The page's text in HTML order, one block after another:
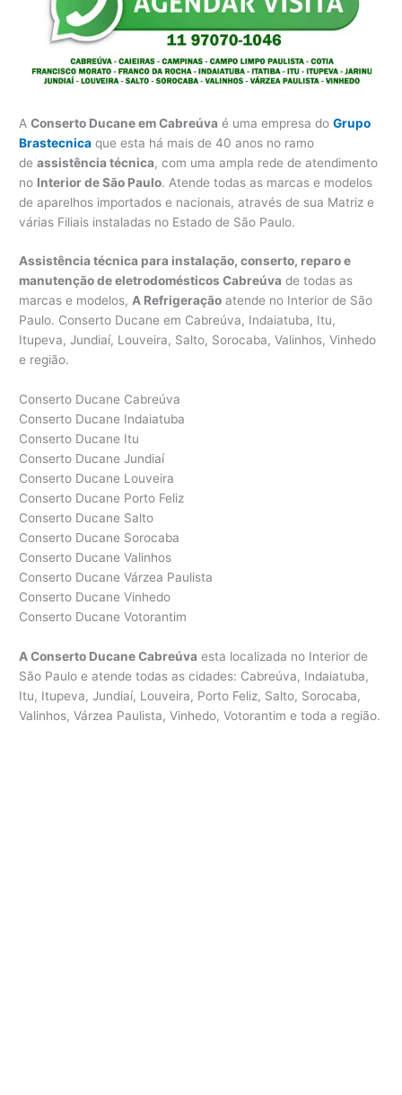
AConserto Ducane em Cabreúva é uma empresa doGrupo
Brastecnica que esta há mais de 40 anos no ramo
deassistência técnica, com uma ampla rede de atendimento
no Interior de São Paulo. Atende todas as marcas e modelos
de aparelhos importados e nacionais, através de sua Matriz e
várias Filiais instaladas no Estado de São Paulo.
Assistência técnica para instalação, conserto, reparo e
manutenção de eletrodomésticos Cabreúva de todas as
marcas e modelos,A Refrigeração atende no Interior de São
Paulo. Conserto Ducane em Cabreúva, Indaiatuba, Itu,
Itupeva, Jundiaí, Louveira, Salto, Sorocaba, Valinhos, Vinhedo
e região.
Conserto Ducane Cabreúva
Conserto Ducane Indaiatuba
Conserto Ducane Itu
Conserto Ducane Jundiaí
Conserto Ducane Louveira
Conserto Ducane Porto Feliz
Conserto Ducane Salto
Conserto Ducane Sorocaba
Conserto Ducane Valinhos
Conserto Ducane Várzea Paulista
Conserto Ducane Vinhedo
Conserto Ducane Votorantim
A Conserto Ducane Cabreúva esta localizada no Interior de
São Paulo e atende todas as cidades: Cabreúva, Indaiatuba,
Itu, Itupeva, Jundiaí, Louveira, Porto Feliz, Salto, Sorocaba,
Valinhos, Várzea Paulista, Vinhedo, Votorantim e toda a região.